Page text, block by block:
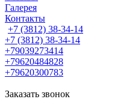
Галерея
Контакты
+7 (3812) 38-34-14
+7 (3812) 38-34-14
+79039273414
+79620484828
+79620300783
Заказать звонок